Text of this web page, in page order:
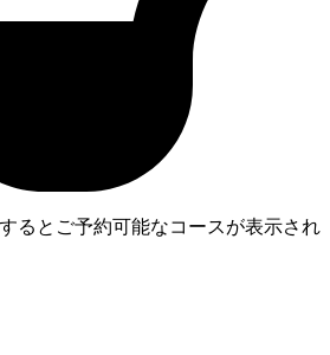
るとご予約可能なコースが表示され